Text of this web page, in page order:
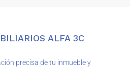
ALFA 3C
precisa de tu inmueble y